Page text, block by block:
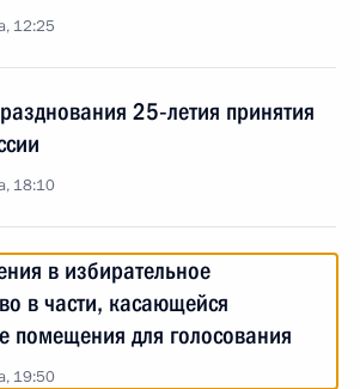
12:25
25‑летия принятия
18:10
в избирательное
в части, касающейся
помещения для голосования
19:50